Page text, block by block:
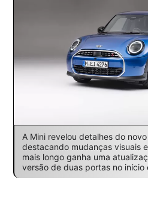
A Mini revelou detalhes do
destacando mudanças visuais
mais longo ganha uma
versão de duas portas no início